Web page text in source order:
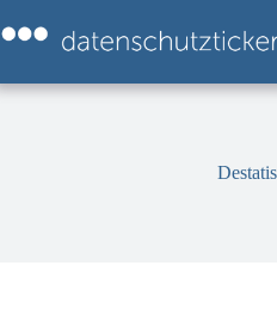
Inhalt
springen
Destatis